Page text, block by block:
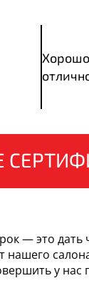
— это дать
нашего
у нас